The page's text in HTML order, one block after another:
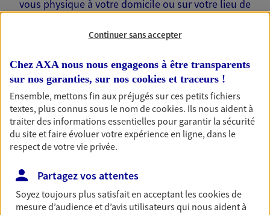
vous physique à votre domicile ou sur votre lieu de
Nos offres phares
Épargne
Réalisez vos projets grâce à votre épargne : achat
immobilier, études des enfants ou voyage autour
du monde… Épargnez à votre rythme et
simplement, selon votre profil.
Continuer sans accepter
Chez AXA nous nous engageons à être transparents
sur nos garanties, sur nos cookies et traceurs !
Ensemble, mettons fin aux préjugés sur ces petits fichiers
textes, plus connus sous le nom decookies. Ils nous aident à
traiter des informations essentielles pour garantir la sécurité
du site et faire évoluer votre expérience en ligne, dans le
respect de votre vie privée.
Partagez vos attentes
Soyez toujours plus satisfait en acceptant lescookiesde
mesure d’audience et d’avis utilisateurs qui nous aident à